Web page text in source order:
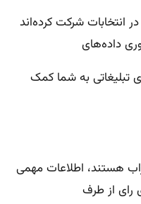
انتخابات شرکت کرده‌اند
داده‌های
تبلیغاتی به شما کمک
هستند، اطلاعات مهمی
رای از طرف